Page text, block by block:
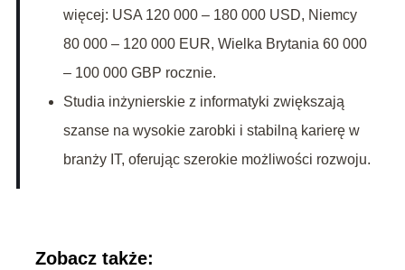
więcej: USA 120 000 – 180 000 USD, Niemcy
80 000 – 120 000 EUR, Wielka Brytania 60 000
– 100 000 GBP rocznie.
Studia inżynierskie z informatyki zwiększają
szanse na wysokie zarobki i stabilną karierę w
branży IT, oferując szerokie możliwości rozwoju.
Zobacz także: